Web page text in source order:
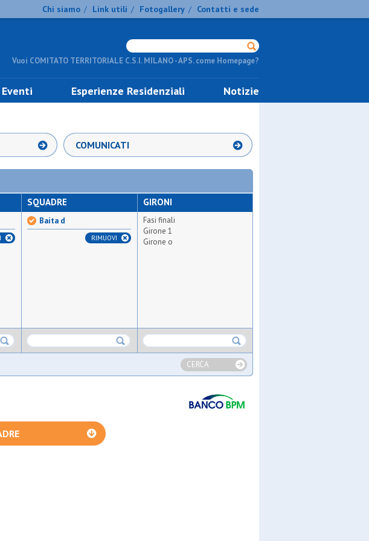
Chi siamo / Link utili / Fotogallery / Contatti e sede
Vuoi COMITATO TERRITORIALE C.S.I. MILANO - APS. come Homepage?
Eventi Esperienze Residenziali Notizie
COMUNICATI
SQUADRE
Baita d
RIMUOVI
GIRONI
Fasi finali
Girone 1
Girone o
CERCA